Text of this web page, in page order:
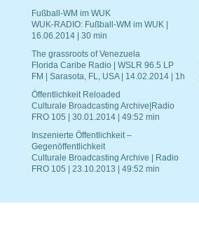
Fußball-WM im WUK
WUK-RADIO: Fußball-WM im WUK |
16.06.2014 | 30 min
The grassroots of Venezuela
Florida Caribe Radio | WSLR 96.5 LP
FM | Sarasota, FL, USA | 14.02.2014 | 1h
Öffentlichkeit Reloaded
Culturale Broadcasting Archive|Radio
FRO 105 | 30.01.2014 | 49:52 min
Inszenierte Öffentlichkeit –
Gegenöffentlichkeit
Culturale Broadcasting Archive | Radio
FRO 105 | 23.10.2013 | 49:52 min